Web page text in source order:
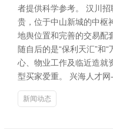
者提供科学参考。 汉川
贵，位于中山新城的中枢
地舆位置和完善的交易配
随自后的是“保利天汇”和
心、物业工作及临近造就
型买家爱重。 兴海人才
新闻动态